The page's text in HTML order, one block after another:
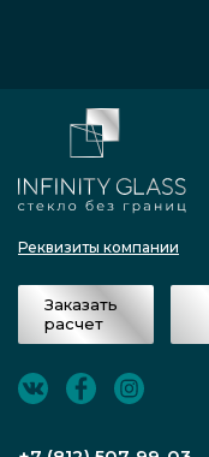
Реквизиты компании
Заказать
расчет